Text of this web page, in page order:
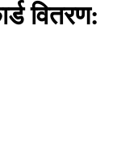
वितरण: